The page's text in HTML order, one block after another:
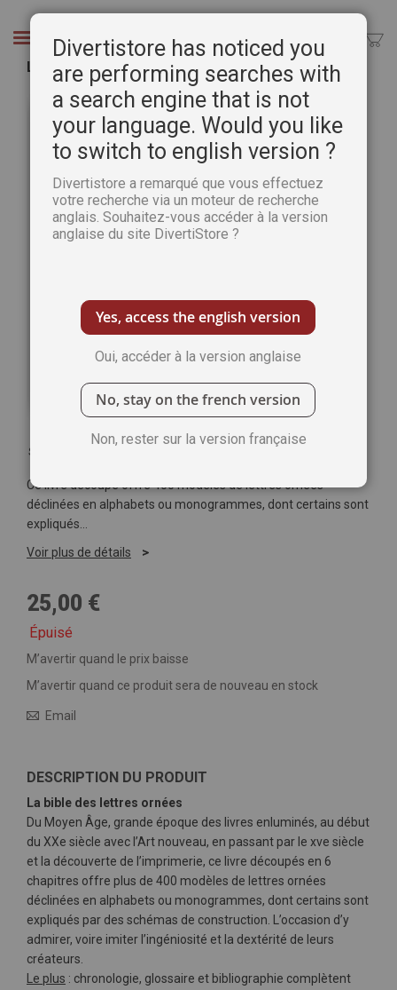
Chercher
La bible des lettres ornées
Passer
galerie
d’images
Soyez le premier à commenter ce produit
Ce livre découpé offre 400 modèles de lettres ornées
déclinées en alphabets ou monogrammes, dont certains sont
expliqués…
Voir plus de détails
25,00 €
Épuisé
M’avertir quand le prix baisse
M’avertir quand ce produit sera de nouveau en stock
Email
DESCRIPTION DU PRODUIT
La bible des lettres ornées
Du Moyen Âge, grande époque des livres enluminés, au début
du XXe siècle avec l’Art nouveau, en passant par le xve siècle
et la découverte de l’imprimerie, ce livre découpés en 6
chapitres offre plus de 400 modèles de lettres ornées
déclinées en alphabets ou monogrammes, dont certains sont
expliqués par des schémas de construction. L’occasion d’y
admirer, voire imiter l’ingéniosité et la dextérité de leurs
créateurs.
Le plus : chronologie, glossaire et bibliographie complètent
Divertistore has noticed you
are performing searches with
a search engine that is not
your language. Would you like
to switch to english version ?
Divertistore a remarqué que vous effectuez
votre recherche via un moteur de recherche
anglais. Souhaitez-vous accéder à la version
anglaise du site DivertiStore ?
Yes, access the english version
Oui, accéder à la version anglaise
No, stay on the french version
Non, rester sur la version française